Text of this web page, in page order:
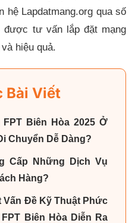
Lapdatmang.org qua số
được tư vấn lắp đặt mạng
hiệu quả.
Bài Viết
Biên Hòa 2025 Ở
Chuyển Dễ Dàng?
Cấp Những Dịch Vụ
Hàng?
Vấn Đề Kỹ Thuật Phức
Biên Hòa Diễn Ra